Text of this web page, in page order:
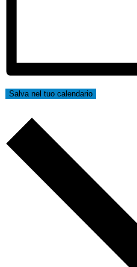
Salva nel tuo calendario